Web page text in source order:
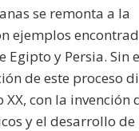
se remonta a la
ejemplos
y Persia. Sin
de este proceso
con la invención
y el desarrollo de